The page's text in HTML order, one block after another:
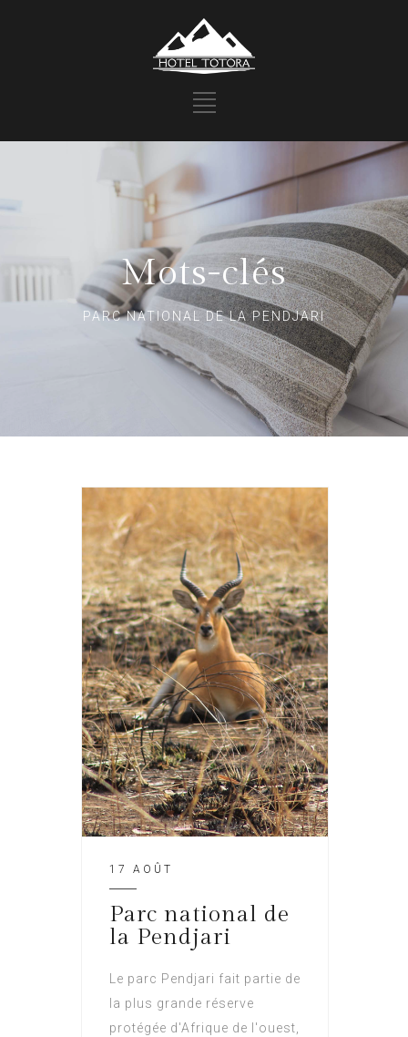
Mots-clés
PARC NATIONAL DE LA PENDJARI
17 AOÛT
Parc national de
la Pendjari
Le parc Pendjari fait partie de
la plus grande réserve
protégée d'Afrique de l'ouest,